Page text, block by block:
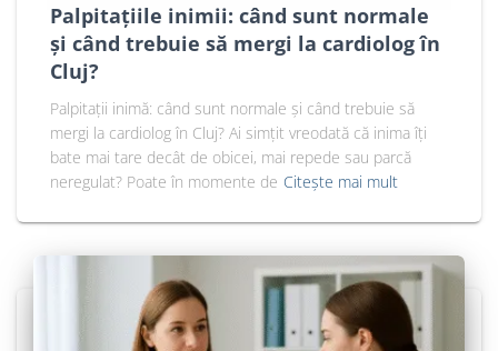
Palpitațiile inimii: când sunt normale
și când trebuie să mergi la cardiolog în
Cluj?
Palpitații inimă: când sunt normale și când trebuie să
mergi la cardiolog în Cluj? Ai simțit vreodată că inima îți
bate mai tare decât de obicei, mai repede sau parcă
neregulat? Poate în momente de Citește mai mult